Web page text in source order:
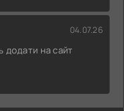
04.07.26
додати на сайт